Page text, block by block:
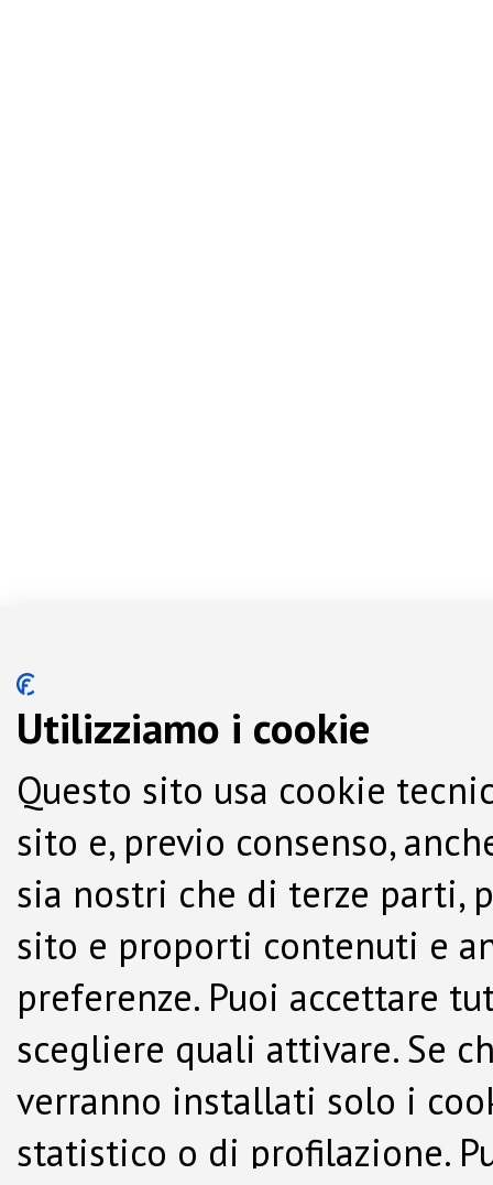
Utilizziamo i cookie
Questo sito usa cookie
sito e, previo consenso,
sia nostri che di terze parti,
sito e proporti contenuti e
preferenze. Puoi accettare
scegliere quali attivare. Se
verranno installati solo i
statistico o di profilazione.